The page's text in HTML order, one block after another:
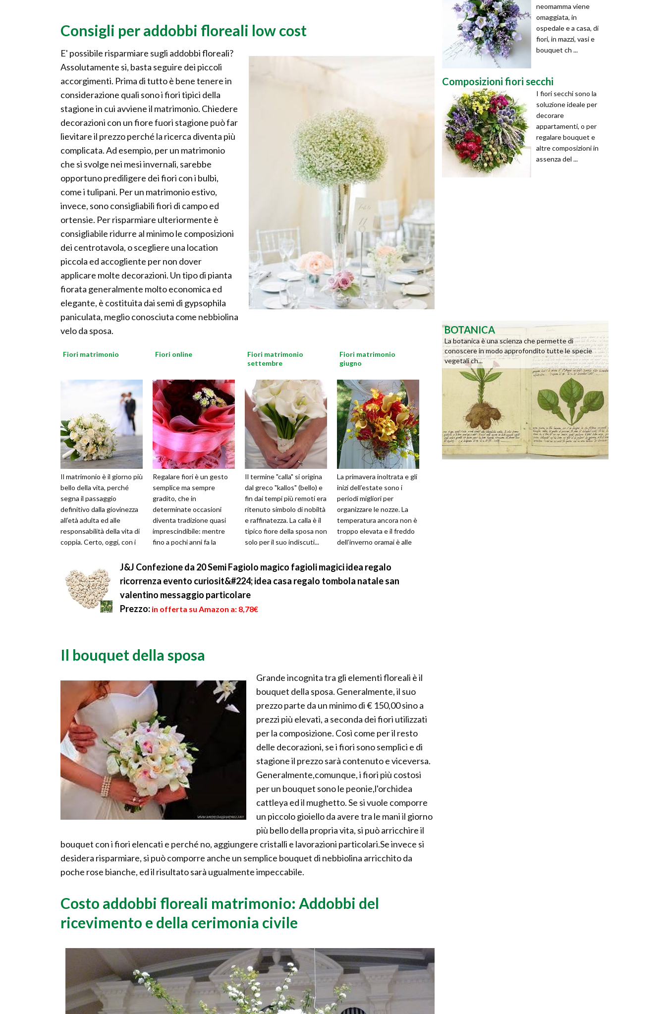
Consigli per addobbi floreali low cost
E' possibile risparmiare sugli addobbi floreali?
Assolutamente si, basta seguire dei piccoli
accorgimenti. Prima di tutto è bene tenere in
considerazione quali sono i fiori tipici della
stagione in cui avviene il matrimonio. Chiedere
decorazioni con un fiore fuori stagione può far
lievitare il prezzo perché la ricerca diventa più
complicata. Ad esempio, per un matrimonio
che si svolge nei mesi invernali, sarebbe
opportuno prediligere dei fiori con i bulbi,
come i tulipani. Per un matrimonio estivo,
invece, sono consigliabili fiori di campo ed
ortensie. Per risparmiare ulteriormente è
consigliabile ridurre al minimo le composizioni
dei centrotavola, o scegliere una location
piccola ed accogliente per non dover
applicare molte decorazioni. Un tipo di pianta
fiorata generalmente molto economica ed
elegante, è costituita dai semi di gypsophila
paniculata, meglio conosciuta come nebbiolina
velo da sposa.
Fiori matrimonio
Il matrimonio è il giorno più
bello della vita, perché
segna il passaggio
definitivo dalla giovinezza
all’età adulta ed alle
responsabilità della vita di
coppia. Certo, oggi, con i
Fiori online
Regalare fiori è un gesto
semplice ma sempre
gradito, che in
determinate occasioni
diventa tradizione quasi
imprescindibile: mentre
fino a pochi anni fa la
questo tipo di pe...
Fiori matrimonio
settembre
Il termine "calla" si origina
dal greco "kallos" (bello) e
fin dai tempi più remoti era
ritenuto simbolo di nobiltà
e raffinatezza. La calla è il
tipico fiore della sposa non
solo per il suo indiscuti...
Fiori matrimonio
giugno
La primavera inoltrata e gli
inizi dell’estate sono i
periodi migliori per
organizzare le nozze. La
temperatura ancora non è
troppo elevata e il freddo
dell’inverno oramai è alle
J&J Confezione da 20 Semi Fagiolo magico fagioli magici idea regalo
ricorrenza evento curiosit&#224; idea casa regalo tombola natale san
valentino messaggio particolare
Prezzo: in offerta su Amazon a: 8,78€
Il bouquet della sposa
Grande incognita tra gli elementi floreali è il
bouquet della sposa. Generalmente, il suo
prezzo parte da un minimo di € 150,00 sino a
prezzi più elevati, a seconda dei fiori utilizzati
per la composizione. Così come per il resto
delle decorazioni, se i fiori sono semplici e di
stagione il prezzo sarà contenuto e viceversa.
Generalmente,comunque, i fiori più costosi
per un bouquet sono le peonie,l'orchidea
cattleya ed il mughetto. Se si vuole comporre
un piccolo gioiello da avere tra le mani il giorno
più bello della propria vita, si può arricchire il
bouquet con i fiori elencati e perché no, aggiungere cristalli e lavorazioni particolari.Se invece si
desidera risparmiare, si può comporre anche un semplice bouquet di nebbiolina arricchito da
poche rose bianche, ed il risultato sarà ugualmente impeccabile.
Costo addobbi floreali matrimonio: Addobbi del
ricevimento e della cerimonia civile
neomamma viene
omaggiata, in
ospedale e a casa, di
fiori, in mazzi, vasi e
bouquet ch ...
Composizioni fiori secchi
I fiori secchi sono la
soluzione ideale per
decorare
appartamenti, o per
regalare bouquet e
altre composizioni in
assenza del ...
BOTANICA
La botanica è una scienza che permette di
conoscere in modo approfondito tutte le specie
vegetali ch...